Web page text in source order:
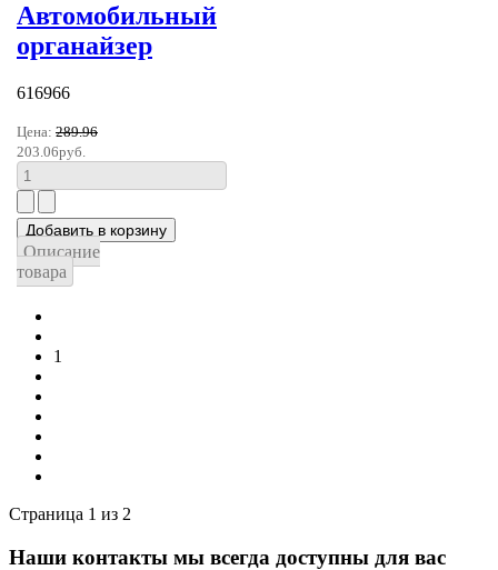
Автомобильный
органайзер
616966
Цена: 289.96
203.06руб.
Описание
товара
1
Страница 1 из 2
Наши контакты мы всегда доступны для вас